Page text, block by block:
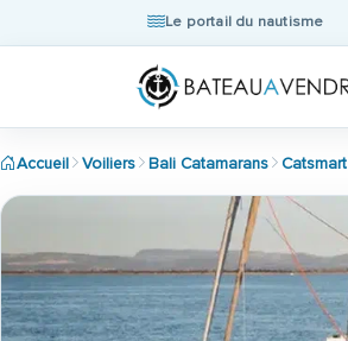
Le portail du nautisme
Accueil Voiliers Bali Catamarans Catsmart